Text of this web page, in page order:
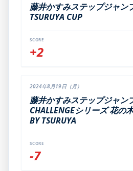
藤井かすみステップジャン
TSURUYA CUP
SCORE
+2
2024年8月19日（月）
藤井かすみステップジャン
CHALLENGEシリーズ 花の
BY TSURUYA
SCORE
-7